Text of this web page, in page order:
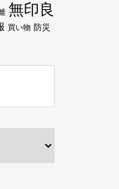
無印良
買い物 防災